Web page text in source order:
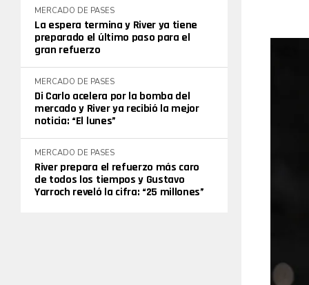
MERCADO DE PASES
La espera termina y River ya tiene
preparado el último paso para el
gran refuerzo
MERCADO DE PASES
Di Carlo acelera por la bomba del
mercado y River ya recibió la mejor
noticia: “El lunes”
MERCADO DE PASES
River prepara el refuerzo más caro
de todos los tiempos y Gustavo
Yarroch reveló la cifra: “25 millones”